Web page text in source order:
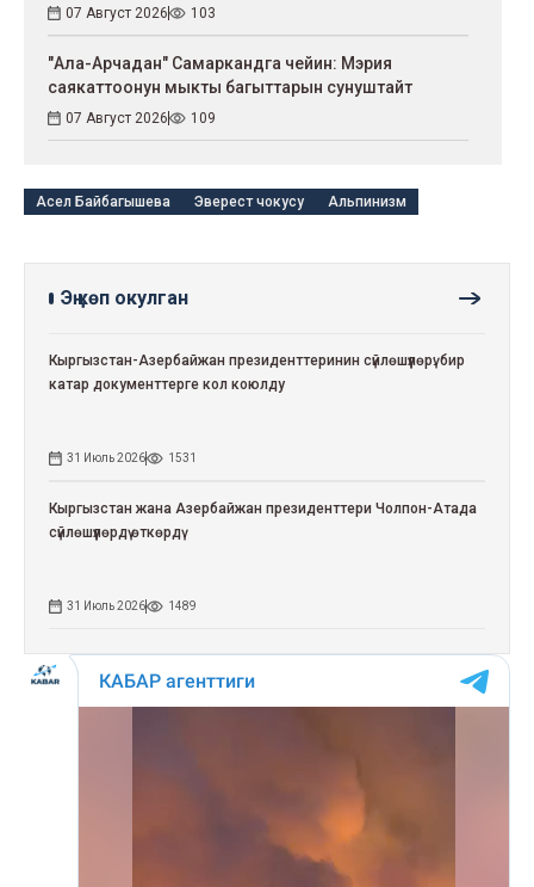
07 Август 2026 103
"Ала-Арчадан" Самаркандга чейин: Мэрия
саякаттоонун мыкты багыттарын сунуштайт
07 Август 2026 109
Асел Байбагышева Эверест чокусу Альпинизм
Эң көп окулган
Кыргызстан-Азербайжан президенттеринин сүйлөшүүлөрү: бир
катар документтерге кол коюлду
31 Июль 2026 1531
Кыргызстан жана Азербайжан президенттери Чолпон-Атада
сүйлөшүүлөрдү өткөрдү
31 Июль 2026 1489